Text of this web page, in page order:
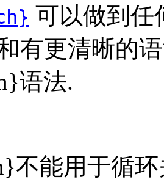
可以做到任
有更清晰的
语法.
不能用于循